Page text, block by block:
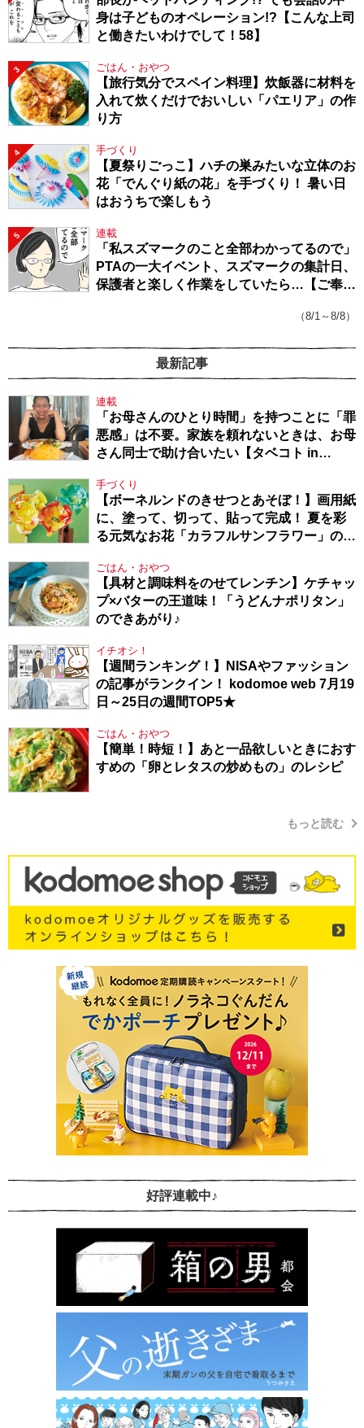
身は子どものオペレーション!?【こんな上司
と働きたいわけでして！58】
3 ごはん・おやつ
【旅行気分でスペイン料理】炊飯器に材料を
入れて炊くだけでおいしい「パエリア」の作
り方
4 手づくり
【夏祭りごっこ】ハチの巣みたいな立体のお
花「でんぐり紙の花」を手づくり！ 暑い日
はおうちで楽しもう
5 連載
「私スズマークのこと全部わかってるので」
PTAの一大イベント、スズマークの集計日、
保護者と楽しく作業をしていたら…【ご奉仕
（8/1～8/8）
最新記事
連載
「お母さんのひとり時間」を持つことに「罪
悪感」は不要。家族を頼れないときは、お母
さん同士で助け合いたい【タベコト in
手づくり
【ボーネルンドのきせつとあそぼ！】画用紙
に、塗って、切って、貼って完成！ 夏を彩
る元気なお花「カラフルサンフラワー」の作
ごはん・おやつ
【具材と調味料をのせてレンチン】ケチャッ
プ×バターの王道味！「うどんナポリタン」
のできあがり♪
イチオシ！
【週間ランキング！】NISAやファッション
の記事がランクイン！ kodomoe web 7月19
日～25日の週間TOP5★
ごはん・おやつ
【簡単！時短！】あと一品欲しいときにおす
すめの「卵とレタスの炒めもの」のレシピ
もっと読む
好評連載中♪